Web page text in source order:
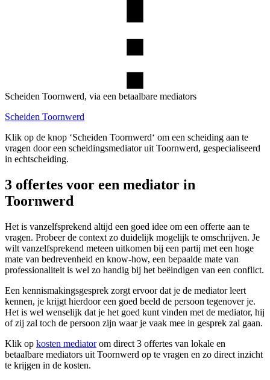
Scheiden Toornwerd, via een betaalbare mediators
Scheiden Toornwerd
Klik op de knop ‘Scheiden Toornwerd‘ om een scheiding aan te
vragen door een scheidingsmediator uit Toornwerd, gespecialiseerd
in echtscheiding.
3 offertes voor een mediator in
Toornwerd
Het is vanzelfsprekend altijd een goed idee om een offerte aan te
vragen. Probeer de context zo duidelijk mogelijk te omschrijven. Je
wilt vanzelfsprekend meteen uitkomen bij een partij met een hoge
mate van bedrevenheid en know-how, een bepaalde mate van
professionaliteit is wel zo handig bij het beëindigen van een conflict.
Een kennismakingsgesprek zorgt ervoor dat je de mediator leert
kennen, je krijgt hierdoor een goed beeld de persoon tegenover je.
Het is wel wenselijk dat je het goed kunt vinden met de mediator, hij
of zij zal toch de persoon zijn waar je vaak mee in gesprek zal gaan.
Klik op kosten mediatorom direct 3 offertes van lokale en
betaalbare mediators uit Toornwerd op te vragen en zo direct inzicht
te krijgen in de kosten.